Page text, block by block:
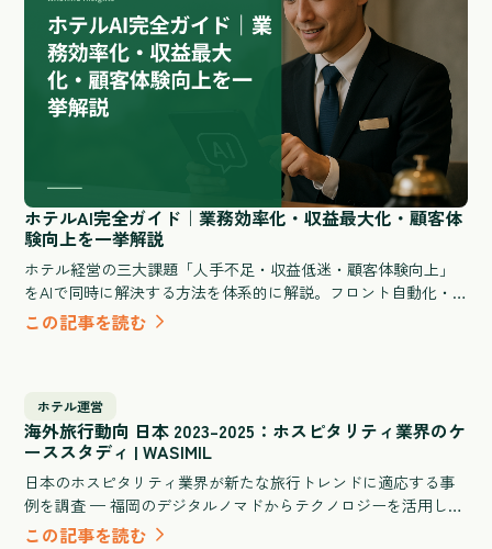
ホテルAI完全ガイド｜業務効率化・収益最大化・顧客体
験向上を一挙解説
ホテル経営の三大課題「人手不足・収益低迷・顧客体験向上」
をAIで同時に解決する方法を体系的に解説。フロント自動化・
需要予測・清掃シフト最適化など業務別の活用シナリオと、旅
館・ビジネスホテル・シティホテル規模別のROI試算、導入失敗
この記事を読む
ホテル運営
海外旅行動向 日本 2023–2025：ホスピタリティ業界のケ
ーススタディ | WASIMIL
日本のホスピタリティ業界が新たな旅行トレンドに適応する事
例を調査 — 福岡のデジタルノマドからテクノロジーを活用した
旅館体験まで。
この記事を読む